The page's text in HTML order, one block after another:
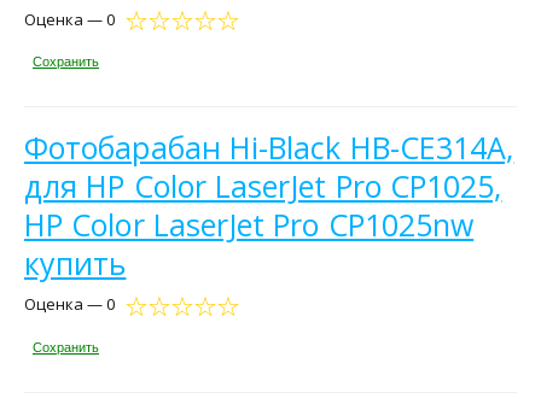
Оценка — 0
Сохранить
Фотобарабан Hi-Black HB-CE314A,
для HP Color LaserJet Pro CP1025,
HP Color LaserJet Pro CP1025nw
купить
Оценка — 0
Сохранить